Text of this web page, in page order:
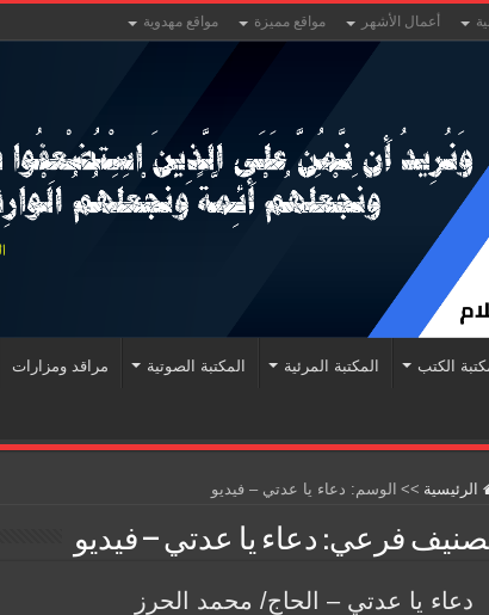
أعمال الأشهر مواقع مميزة مواقع مهدوية
الكتب المكتبة المرئية المكتبة الصوتية مراقد ومزارات
الرئيسية >> الوسم: دعاء يا عدتي – فيديو
فرعي: دعاء يا عدتي – فيديو
دعاء يا عدتي – الحاج/ محمد الحرز